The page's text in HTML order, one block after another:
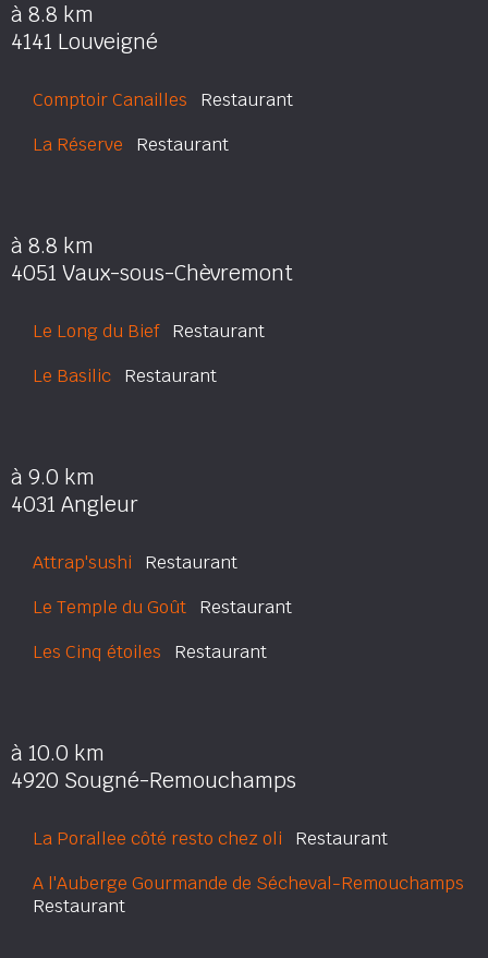
à 8.8 km
4141 Louveigné
Comptoir Canailles Restaurant
La Réserve Restaurant
à 8.8 km
4051 Vaux-sous-Chèvremont
Le Long du BiefRestaurant
Le Basilic Restaurant
à 9.0 km
4031 Angleur
Attrap'sushi Restaurant
Le Temple du Goût Restaurant
Les Cinq étoiles Restaurant
à 10.0 km
4920 Sougné-Remouchamps
La Porallee côté resto chez oli Restaurant
A l'Auberge Gourmande de Sécheval-Remouchamps
Restaurant